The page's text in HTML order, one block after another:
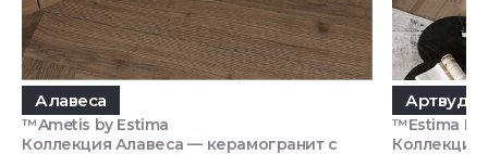
Алавеса
™Ametis by Estima
Коллекция Алавеса — керамогранит с
Артвуд
™Estima
Коллекция